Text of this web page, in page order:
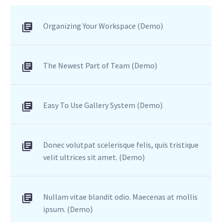
Organizing Your Workspace (Demo)
The Newest Part of Team (Demo)
Easy To Use Gallery System (Demo)
Donec volutpat scelerisque felis, quis tristique
velit ultrices sit amet. (Demo)
Nullam vitae blandit odio. Maecenas at mollis
ipsum. (Demo)